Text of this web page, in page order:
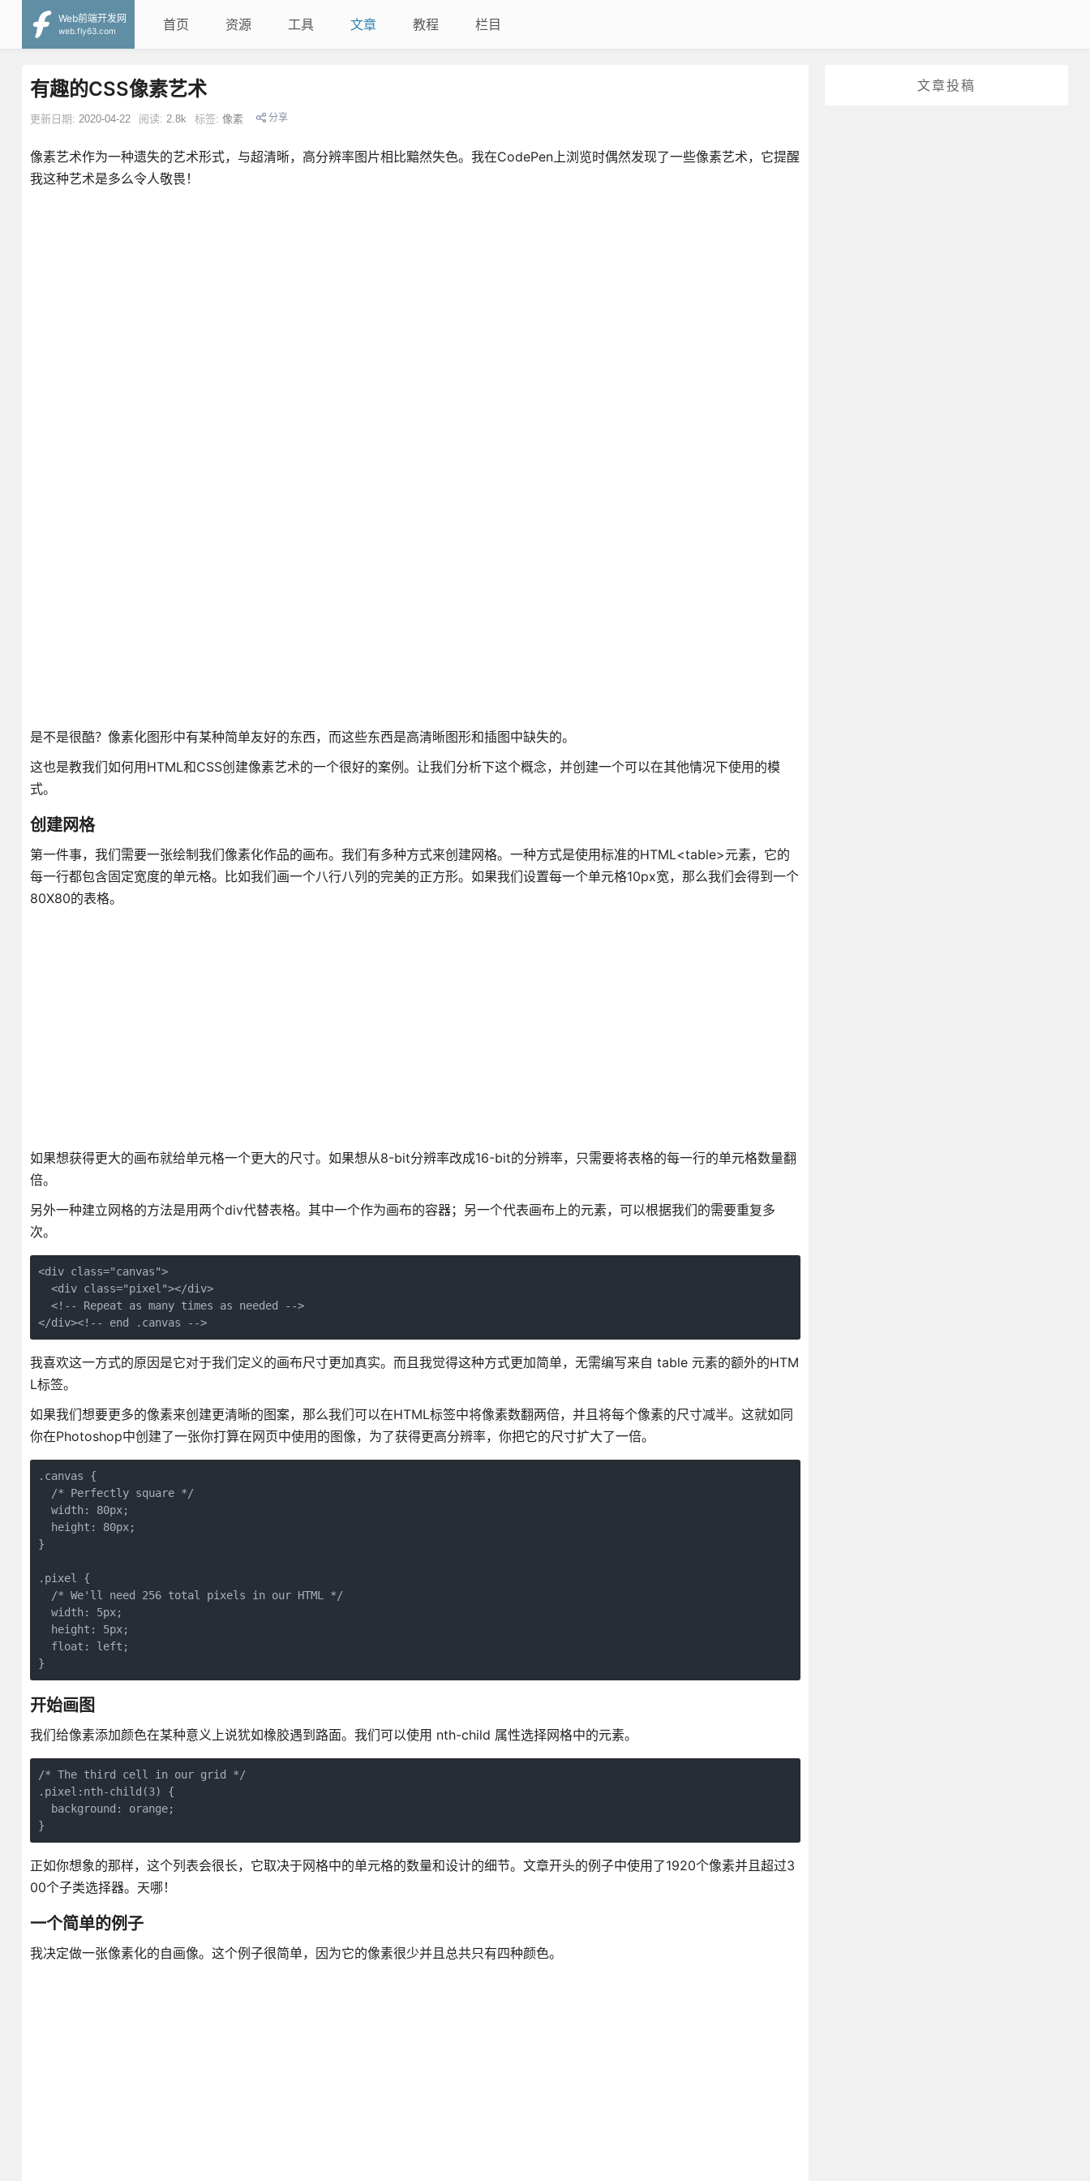
Web前端开发网
web.fly63.com
首页 资源 工具 文章 教程 栏目
文章投稿
有趣的CSS像素艺术
更新日期: 2020-04-22 阅读: 2.8k 标签: 像素 分享
像素艺术作为一种遗失的艺术形式，与超清晰，高分辨率图片相比黯然失色。我在CodePen上浏览时偶然发现了一些像素艺术，它提醒
我这种艺术是多么令人敬畏！
是不是很酷？像素化图形中有某种简单友好的东西，而这些东西是高清晰图形和插图中缺失的。
这也是教我们如何用HTML和CSS创建像素艺术的一个很好的案例。让我们分析下这个概念，并创建一个可以在其他情况下使用的模
式。
创建网格
第一件事，我们需要一张绘制我们像素化作品的画布。我们有多种方式来创建网格。一种方式是使用标准的HTML<table>元素，它的
每一行都包含固定宽度的单元格。比如我们画一个八行八列的完美的正方形。如果我们设置每一个单元格10px宽，那么我们会得到一个
80X80的表格。
如果想获得更大的画布就给单元格一个更大的尺寸。如果想从8-bit分辨率改成16-bit的分辨率，只需要将表格的每一行的单元格数量翻
倍。
另外一种建立网格的方法是用两个div代替表格。其中一个作为画布的容器；另一个代表画布上的元素，可以根据我们的需要重复多
次。
<div class="canvas">
  <div class="pixel"></div>
  <!-- Repeat as many times as needed -->
</div><!-- end .canvas -->
我喜欢这一方式的原因是它对于我们定义的画布尺寸更加真实。而且我觉得这种方式更加简单，无需编写来自 table 元素的额外的HTM
L标签。
如果我们想要更多的像素来创建更清晰的图案，那么我们可以在HTML标签中将像素数翻两倍，并且将每个像素的尺寸减半。这就如同
你在Photoshop中创建了一张你打算在网页中使用的图像，为了获得更高分辨率，你把它的尺寸扩大了一倍。
.canvas {
  /* Perfectly square */
  width: 80px;
  height: 80px;
}
.pixel {
  /* We'll need 256 total pixels in our HTML */
  width: 5px;
  height: 5px;
  float: left;
}
开始画图
我们给像素添加颜色在某种意义上说犹如橡胶遇到路面。我们可以使用 nth-child 属性选择网格中的元素。
/* The third cell in our grid */
.pixel:nth-child(3) {
  background: orange;
}
正如你想象的那样，这个列表会很长，它取决于网格中的单元格的数量和设计的细节。文章开头的例子中使用了1920个像素并且超过3
00个子类选择器。天哪！
一个简单的例子
我决定做一张像素化的自画像。这个例子很简单，因为它的像素很少并且总共只有四种颜色。